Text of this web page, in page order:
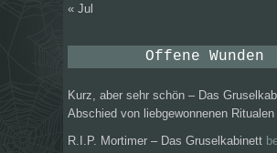
« Jul
Offene Wunden
Kurz, aber sehr schön – Das
Abschied von liebgewonnenen Ritualen
R.I.P. Mortimer – Das Gruselkabinett